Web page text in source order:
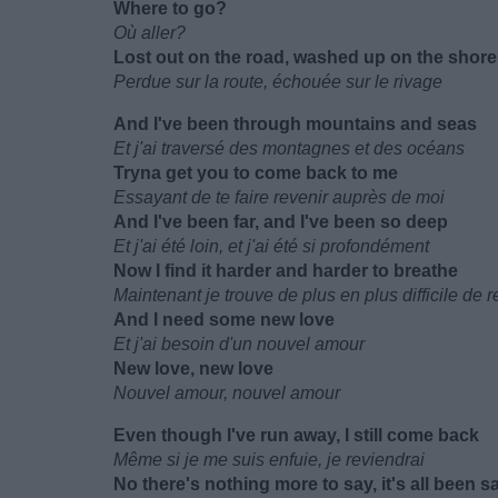
Where to go?
Où aller?
Lost out on the road, washed up on the shore
Perdue sur la route, échouée sur le rivage
And I've been through mountains and seas
Et j'ai traversé des montagnes et des océans
Tryna get you to come back to me
Essayant de te faire revenir auprès de moi
And I've been far, and I've been so deep
Et j'ai été loin, et j'ai été si profondément
Now I find it harder and harder to breathe
Maintenant je trouve de plus en plus difficile de
And I need some new love
Et j'ai besoin d'un nouvel amour
New love, new love
Nouvel amour, nouvel amour
Even though I've run away, I still come back
Même si je me suis enfuie, je reviendrai
No there's nothing more to say, it's all been